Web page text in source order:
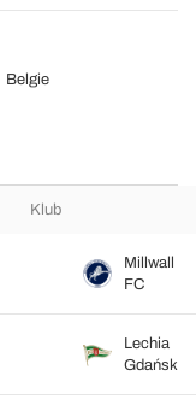
Belgie
Klub
Millwall
FC
Lechia
Gdańsk